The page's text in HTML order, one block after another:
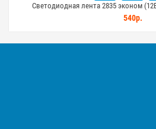
Светодиодная лента 2835 эконом
540р.